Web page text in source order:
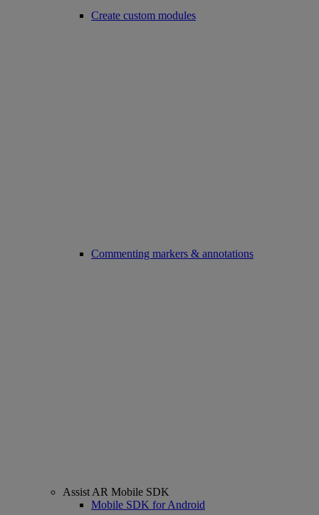
Create custom modules
Commenting markers & annotations
Assist AR Mobile SDK
Mobile SDK for Android